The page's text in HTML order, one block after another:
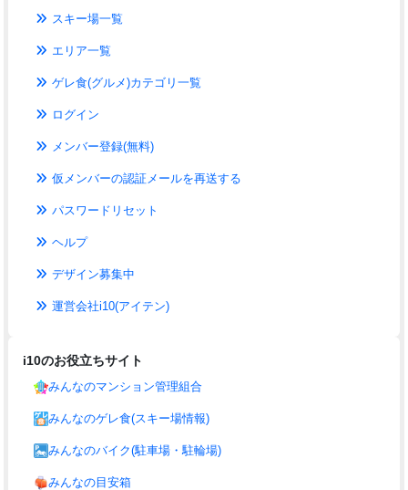
スキー場一覧
エリア一覧
ゲレ食(グルメ)カテゴリ一覧
ログイン
メンバー登録(無料)
仮メンバーの認証メールを再送する
パスワードリセット
ヘルプ
デザイン募集中
運営会社i10(アイテン)
i10のお役立ちサイト
みんなのマンション管理組合
みんなのゲレ食(スキー場情報)
みんなのバイク(駐車場・駐輪場)
みんなの目安箱